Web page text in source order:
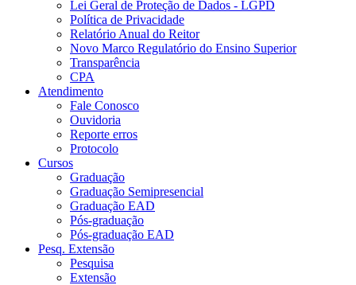
Lei Geral de Proteção de Dados - LGPD
Política de Privacidade
Relatório Anual do Reitor
Novo Marco Regulatório do Ensino Superior
Transparência
CPA
Atendimento
Fale Conosco
Ouvidoria
Reporte erros
Protocolo
Cursos
Graduação
Graduação Semipresencial
Graduação EAD
Pós-graduação
Pós-graduação EAD
Pesq. Extensão
Pesquisa
Extensão